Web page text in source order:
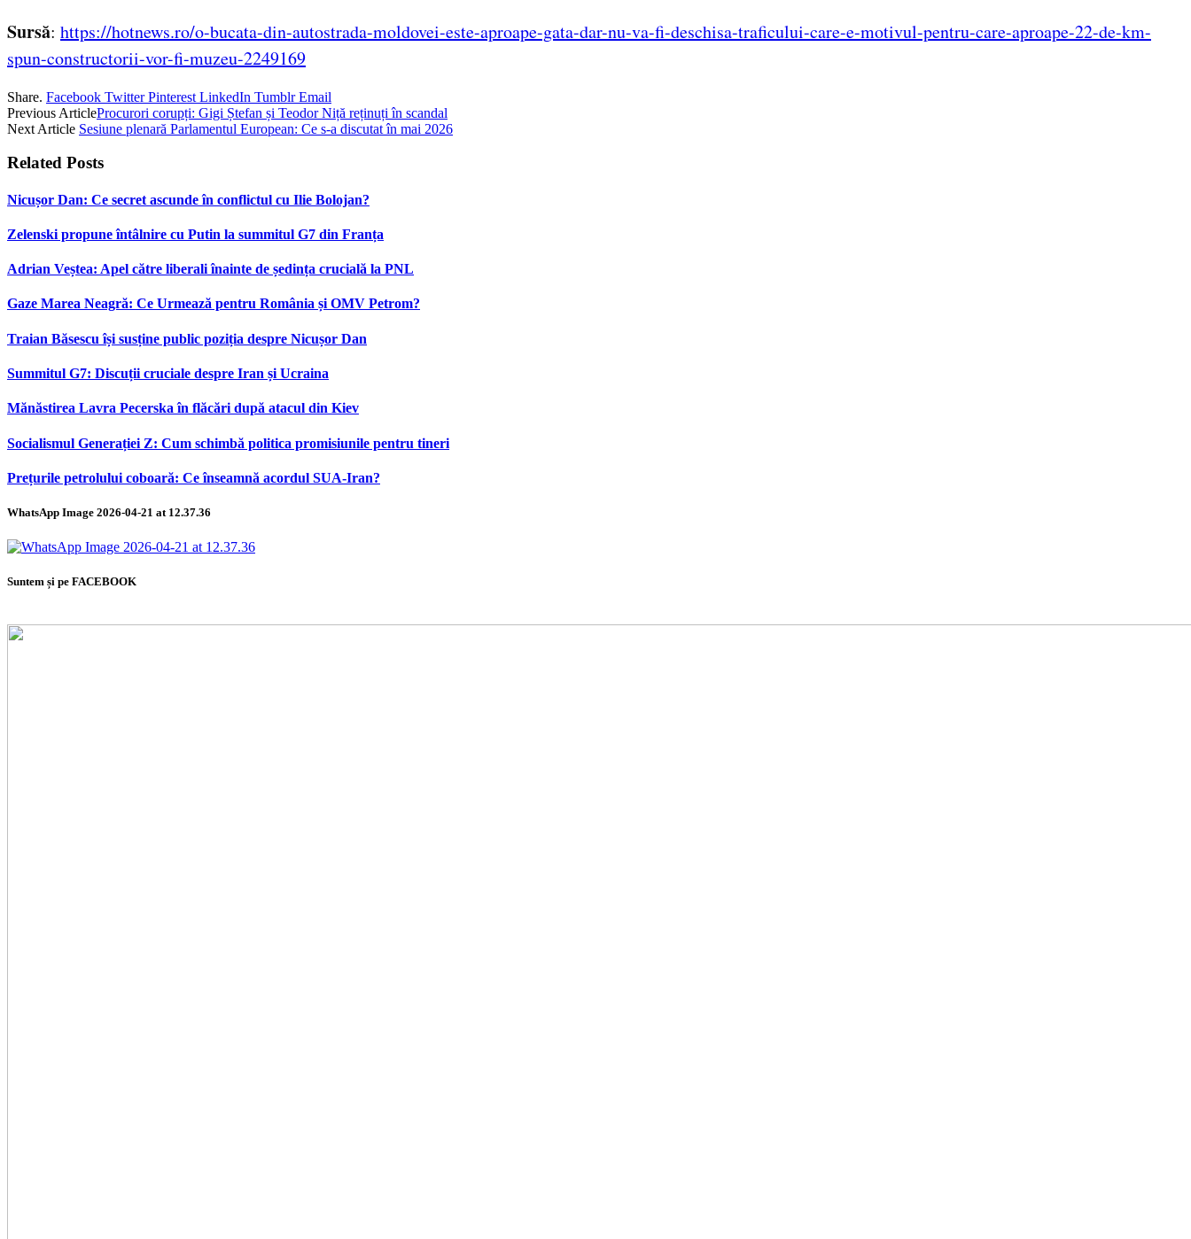
Sursă: https://hotnews.ro/o-bucata-din-autostrada-moldovei-este-aproape-gata-dar-nu-va-fi-deschisa-traficului-care-e-motivul-pentru-care-aproape-22-de-km-
spun-constructorii-vor-fi-muzeu-2249169
Share. Facebook Twitter Pinterest LinkedIn Tumblr Email
Previous ArticleProcurori corupți: Gigi Ștefan și Teodor Niță reținuți în scandal
Next Article Sesiune plenară Parlamentul European: Ce s-a discutat în mai 2026
Related Posts
Nicușor Dan: Ce secret ascunde în conflictul cu Ilie Bolojan?
Zelenski propune întâlnire cu Putin la summitul G7 din Franța
Adrian Veștea: Apel către liberali înainte de ședința crucială la PNL
Gaze Marea Neagră: Ce Urmează pentru România și OMV Petrom?
Traian Băsescu își susține public poziția despre Nicușor Dan
Summitul G7: Discuții cruciale despre Iran și Ucraina
Mănăstirea Lavra Pecerska în flăcări după atacul din Kiev
Socialismul Generației Z: Cum schimbă politica promisiunile pentru tineri
Prețurile petrolului coboară: Ce înseamnă acordul SUA-Iran?
WhatsApp Image 2026-04-21 at 12.37.36
Suntem și pe FACEBOOK